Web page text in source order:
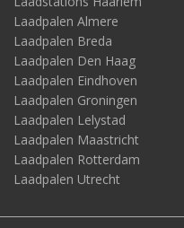
Laadpalen Almere
Laadpalen Breda
Laadpalen Den Haag
Laadpalen Eindhoven
Laadpalen Groningen
Laadpalen Lelystad
Laadpalen Maastricht
Laadpalen Rotterdam
Laadpalen Utrecht